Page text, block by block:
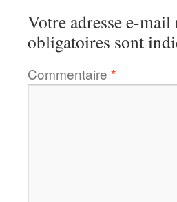
Votre adresse e-mail
obligatoires sont
Commentaire *